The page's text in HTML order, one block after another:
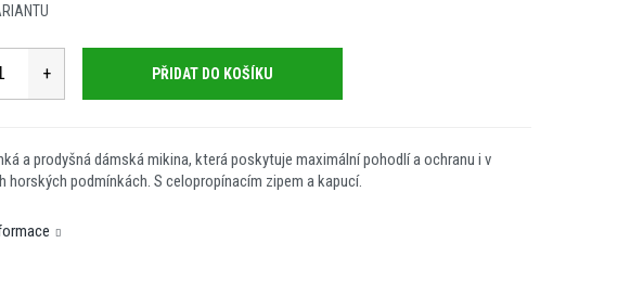
PŘIDAT DO KOŠÍKU
a prodyšná dámská mikina, která poskytuje maximální pohodlí a ochranu i v
horských podmínkách. S celopropínacím zipem a kapucí.